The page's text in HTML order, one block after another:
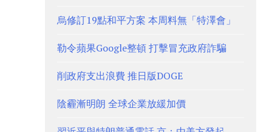
烏修訂19點和平方案 本周料無「特澤會」
勒令蘋果Google整頓 打擊冒充政府詐騙
削政府支出浪費 推日版DOGE
陰霾漸明朗 全球企業放緩加價